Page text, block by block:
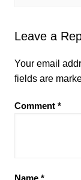
Leave a
Your email
fields are
Comment *
Name *